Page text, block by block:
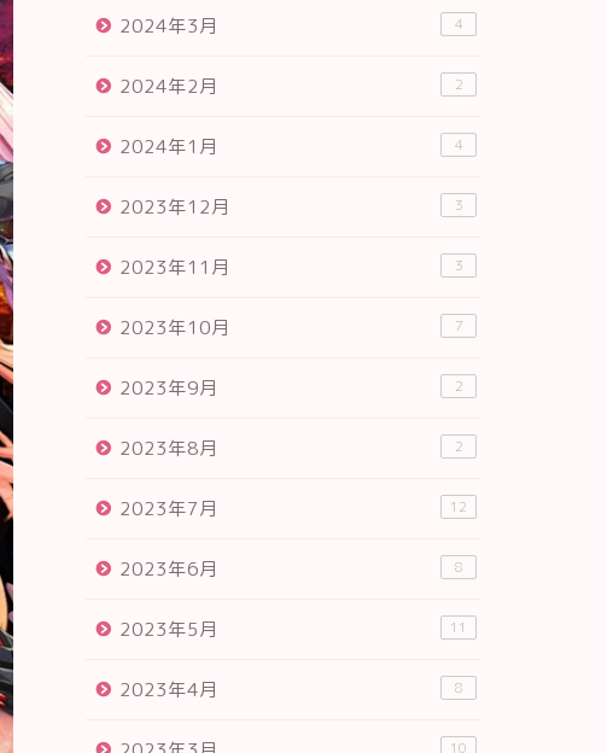
2024年3月 4
2024年2月 2
2024年1月 4
2023年12月 3
2023年11月 3
2023年10月 7
2023年9月 2
2023年8月 2
2023年7月 12
2023年6月 8
2023年5月 11
2023年4月 8
10